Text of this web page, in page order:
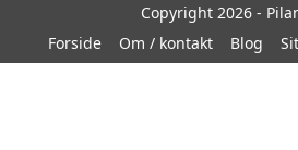
Copyright 2026 -
Forside
Om / kontakt Blog